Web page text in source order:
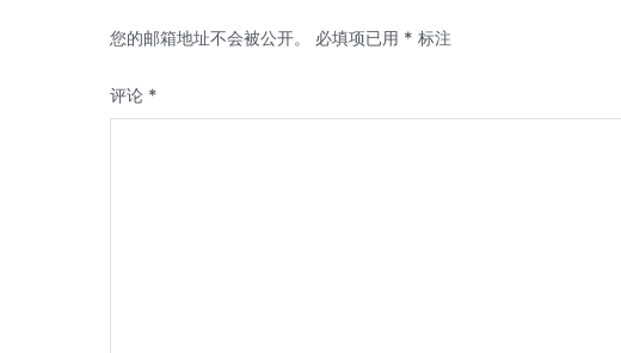
您的邮箱地址不会被公开。 必填项已用 * 标注
评论 *